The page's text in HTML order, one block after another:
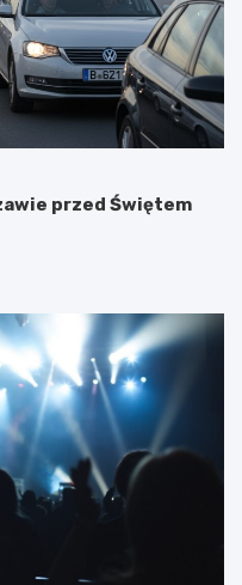
przed Świętem